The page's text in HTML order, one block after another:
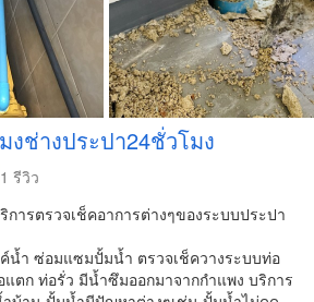
ช่างประปา24ชั่วโมง
1 รีวิว
ารตรวจเช็คอาการต่างๆของระบบประปา
น้ำ ซ่อมแซมปั้มน้ำ ตรวจเช็ควางระบบท่อ
ตก ท่อรั่ว มีน้ำซึมออกมาจากกำแพง บริการ